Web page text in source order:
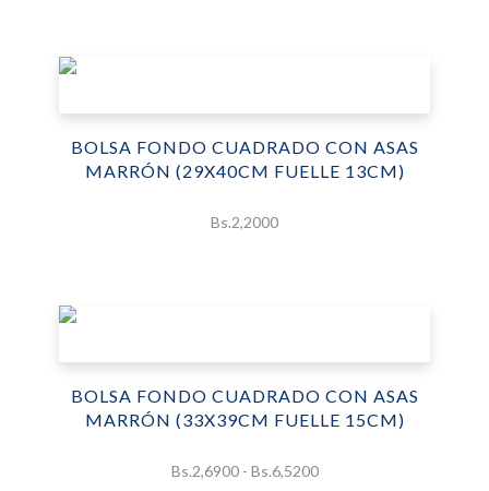
hasta
Bs.4,6900
BOLSA FONDO CUADRADO CON ASAS
MARRÓN (29X40CM FUELLE 13CM)
Bs.2,2000
BOLSA FONDO CUADRADO CON ASAS
MARRÓN (33X39CM FUELLE 15CM)
Bs.2,6900 - Bs.6,5200Rango